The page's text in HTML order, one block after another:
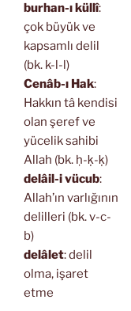
burhan-ı küllî:
çok büyük ve
kapsamlı delil
(bk. k-l-l)
Cenâb-ı Hak:
Hakkın tâ kendisi
olan şeref ve
yücelik sahibi
Allah (bk. ḥ-ḳ-ḳ)
delâil-i vücub:
Allah’ın varlığının
delilleri (bk. v-c-
b)
delâlet: delil
olma, işaret
etme